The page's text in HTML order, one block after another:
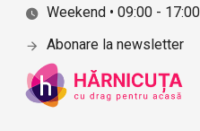
Weekend • 09:00 - 17:00
Abonare la newsletter